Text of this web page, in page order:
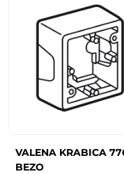
VALENA KRABICA
BEZO